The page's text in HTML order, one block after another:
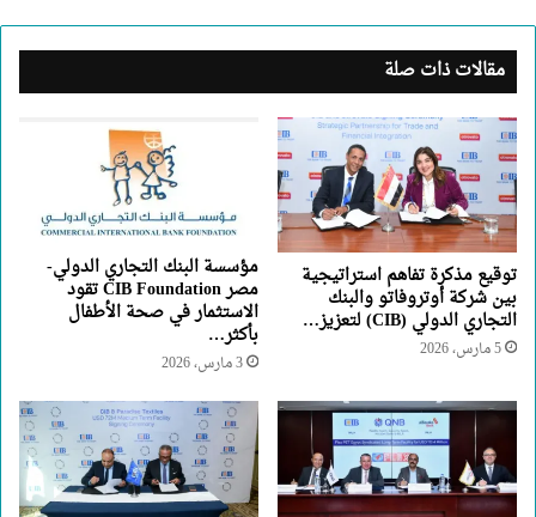
مقالات ذات صلة
توقيع مذكرة تفاهم استراتيجية
بين شركة أوتروفاتو والبنك
التجاري الدولي (CIB) لتعزيز…
5 مارس، 2026
مؤسسة البنك التجاري الدولي-
مصر CIB Foundation تقود
الاستثمار في صحة الأطفال
بأكثر…
3 مارس، 2026